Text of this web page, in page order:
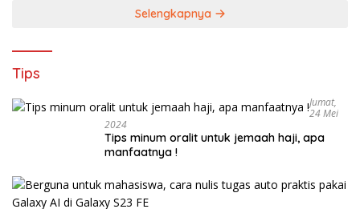
Selengkapnya
Tips
Jumat,
24 Mei
2024
Tips minum oralit untuk jemaah haji, apa
manfaatnya !